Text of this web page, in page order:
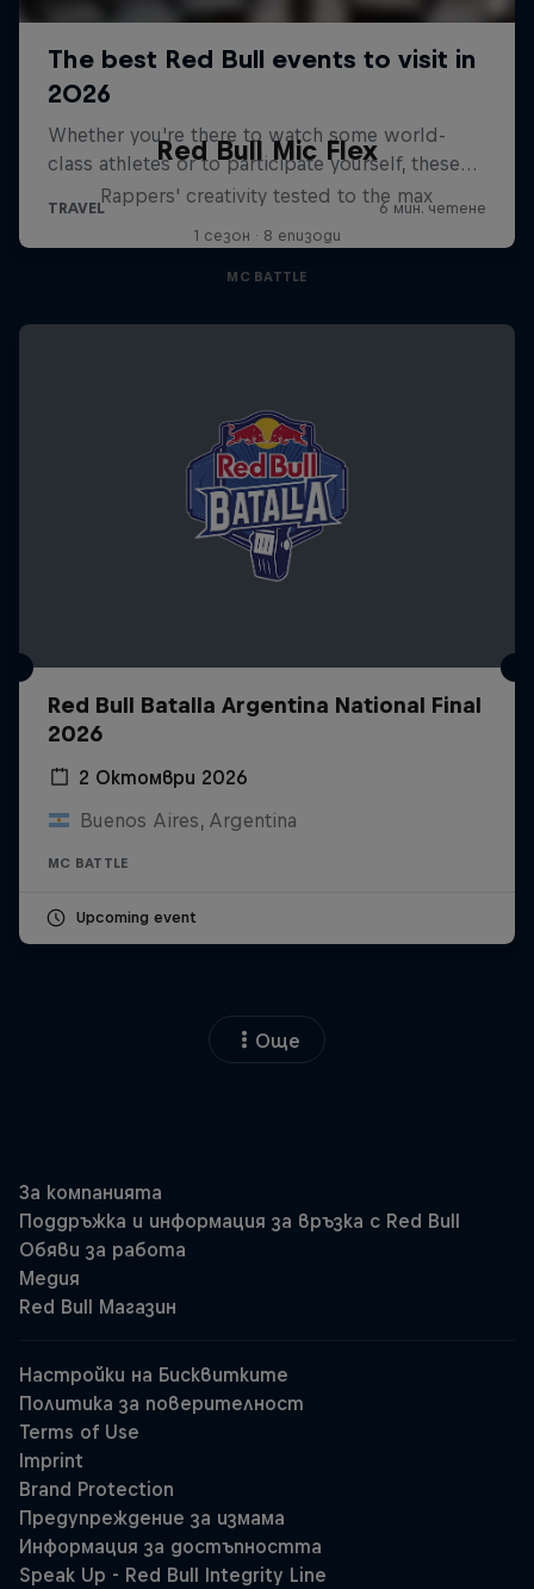
Red Bull Mic Flex
Rappers' creativity tested to the max
1 сезон · 8 епизоди
MC BATTLE
Red Bull Batalla Argentina National Final
2026
2 Октомври 2026
Buenos Aires, Argentina
MC BATTLE
Upcoming event
Още